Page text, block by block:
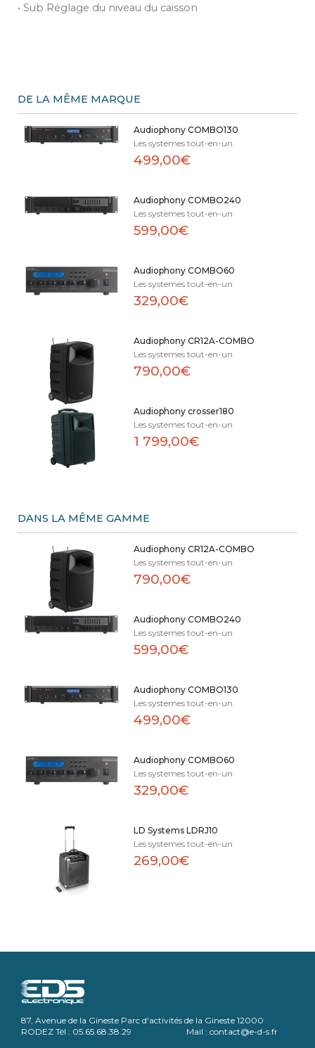
• Sub Réglage du niveau du caisson
DE LA MÊME MARQUE
Audiophony COMBO130
Les systemes tout-en-un
499,00€
Audiophony COMBO240
Les systemes tout-en-un
599,00€
Audiophony COMBO60
Les systemes tout-en-un
329,00€
Audiophony CR12A-COMBO
Les systemes tout-en-un
790,00€
Audiophony crosser180
Les systemes tout-en-un
1 799,00€
DANS LA MÊME GAMME
Audiophony CR12A-COMBO
Les systemes tout-en-un
790,00€
Audiophony COMBO240
Les systemes tout-en-un
599,00€
Audiophony COMBO130
Les systemes tout-en-un
499,00€
Audiophony COMBO60
Les systemes tout-en-un
329,00€
LD Systems LDRJ10
Les systemes tout-en-un
269,00€
87, Avenue de la Gineste Parc d'activités de la Gineste 12000
RODEZ Tél : 05.65.68.38.29 Mail : contact@e-d-s.fr